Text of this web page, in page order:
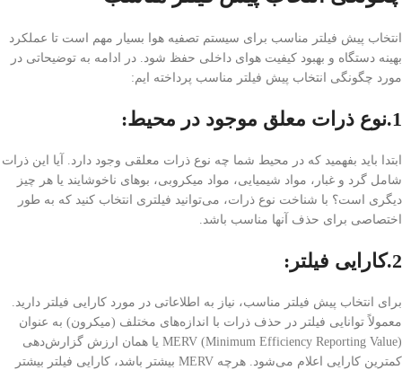
انتخاب پیش فیلتر مناسب برای سیستم تصفیه هوا بسیار مهم است تا عملکرد
بهینه دستگاه و بهبود کیفیت هوای داخلی حفظ شود. در ادامه به توضیحاتی در
مورد چگونگی انتخاب پیش فیلتر مناسب پرداخته ایم:
1.نوع ذرات معلق موجود در محیط :
ابتدا باید بفهمید که در محیط شما چه نوع ذرات معلقی وجود دارد. آیا این ذرات
شامل گرد و غبار، مواد شیمیایی، مواد میکروبی، بوهای ناخوشایند یا هر چیز
دیگری است؟ با شناخت نوع ذرات، می‌توانید فیلتری انتخاب کنید که به طور
اختصاصی برای حذف آنها مناسب باشد.
2.کارایی فیلتر :
برای انتخاب پیش فیلتر مناسب، نیاز به اطلاعاتی در مورد کارایی فیلتر دارید.
معمولاً توانایی فیلتر در حذف ذرات با اندازه‌های مختلف (میکرون) به عنوان
MERV (Minimum Efficiency Reporting Value) یا همان ارزش گزارش‌دهی
کمترین کارایی اعلام می‌شود. هرچه MERV بیشتر باشد، کارایی فیلتر بیشتر